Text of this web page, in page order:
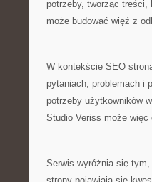
potrzeby, tworząc treści,
może budować więź z
W kontekście SEO
pytaniach, problemach i
potrzeby użytkowników
Studio Veriss może więc
Serwis wyróżnia się